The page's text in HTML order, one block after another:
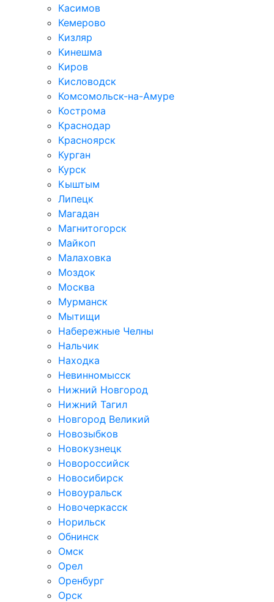
Касимов
Кемерово
Кизляр
Кинешма
Киров
Кисловодск
Комсомольск-на-Амуре
Кострома
Краснодар
Красноярск
Курган
Курск
Кыштым
Липецк
Магадан
Магнитогорск
Майкоп
Малаховка
Моздок
Москва
Мурманск
Мытищи
Набережные Челны
Нальчик
Находка
Невинномысск
Нижний Новгород
Нижний Тагил
Новгород Великий
Новозыбков
Новокузнецк
Новороссийск
Новосибирск
Новоуральск
Новочеркасск
Норильск
Обнинск
Омск
Орел
Оренбург
Орск